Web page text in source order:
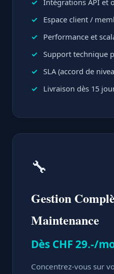
Intégrations API et
Espace client /
Performance et
Support technique
SLA (accord de
Livraison dès 15
🔧
Gestion
Maintenance
Dès CHF 29.-/
Concentrez-vous sur